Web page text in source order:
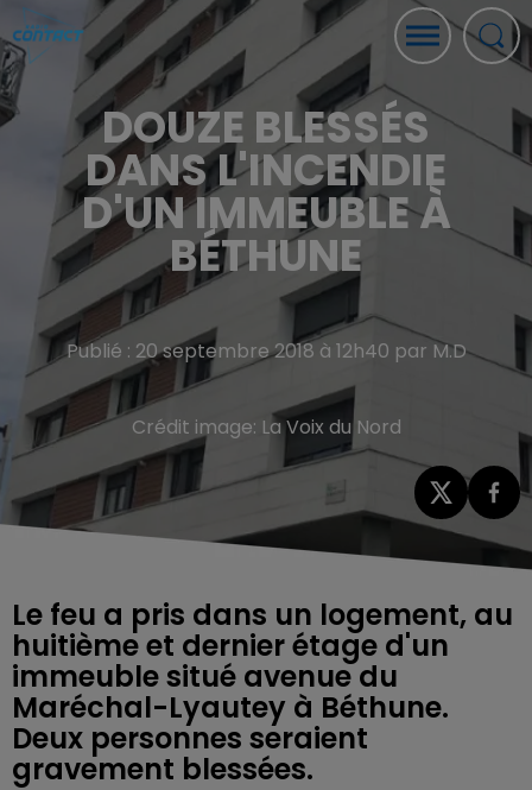
DOUZE BLESSÉS
DANS L'INCENDIE
D'UN IMMEUBLE À
BÉTHUNE
Publié : 20 septembre 2018 à 12h40 par M.D
Crédit image: La Voix du Nord
Le feu a pris dans un logement, au
huitième et dernier étage d'un
immeuble situé avenue du
Maréchal-Lyautey à Béthune.
Deux personnes seraient
gravement blessées.